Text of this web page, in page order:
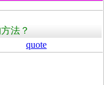
法？
quote